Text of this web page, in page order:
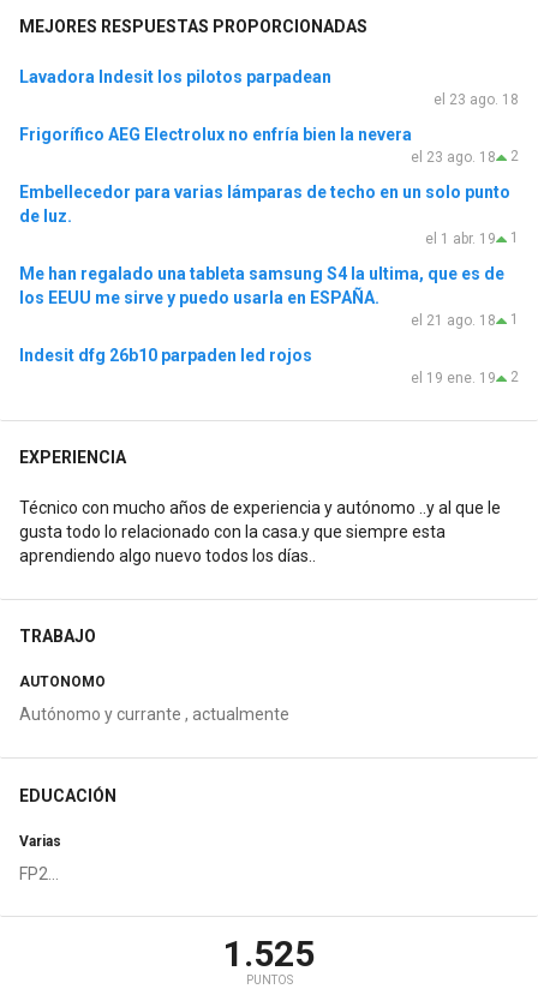
MEJORES RESPUESTAS PROPORCIONADAS
Lavadora Indesit los pilotos parpadean
el 23 ago. 18
Frigorífico AEG Electrolux no enfría bien la nevera
2
el 23 ago. 18
Embellecedor para varias lámparas de techo en un solo punto
de luz.
1
el 1 abr. 19
Me han regalado una tableta samsung S4 la ultima, que es de
los EEUU me sirve y puedo usarla en ESPAÑA.
1
el 21 ago. 18
Indesit dfg 26b10 parpaden led rojos
2
el 19 ene. 19
EXPERIENCIA
Técnico con mucho años de experiencia y autónomo ..y al que le
gusta todo lo relacionado con la casa.y que siempre esta
aprendiendo algo nuevo todos los días..
TRABAJO
AUTONOMO
Autónomo y currante , actualmente
EDUCACIÓN
Varias
FP2...
1.525
PUNTOS